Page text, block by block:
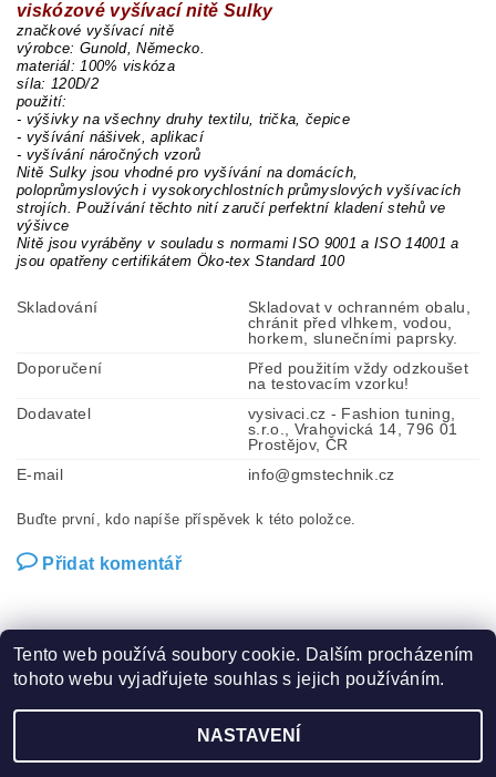
viskózové vyšívací nitě Sulky
značkové vyšívací nitě
výrobce: Gunold, Německo.
materiál: 100% viskóza
síla: 120D/2
použití:
- výšivky na všechny druhy textilu, trička, čepice
- vyšívání nášivek, aplikací
- vyšívání náročných vzorů
Nitě Sulky jsou vhodné pro vyšívání na domácích,
poloprůmyslových i vysokorychlostních průmyslových vyšívacích
strojích. Používání těchto nití zaručí perfektní kladení stehů ve
výšivce
Nitě jsou vyráběny v souladu s normami ISO 9001 a ISO 14001 a
jsou opatřeny certifikátem Öko-tex Standard 100
Skladování
Skladovat v ochranném obalu,
chránit před vlhkem, vodou,
horkem, slunečními paprsky.
Doporučení
Před použitím vždy odzkoušet
na testovacím vzorku!
Dodavatel
vysivaci.cz - Fashion tuning,
s.r.o., Vrahovická 14, 796 01
Prostějov, ČR
E-mail
info@gmstechnik.cz
Buďte první, kdo napíše příspěvek k této položce.
Přidat komentář
Zboží.cz | Heureka.cz | Hot-fix.cz | Crystalstyle.cz
2026 ©Vysivaci.cz, všechna práva vyhrazena
Tento web používá soubory cookie. Dalším procházením
tohoto webu vyjadřujete souhlas s jejich používáním.
NASTAVENÍ